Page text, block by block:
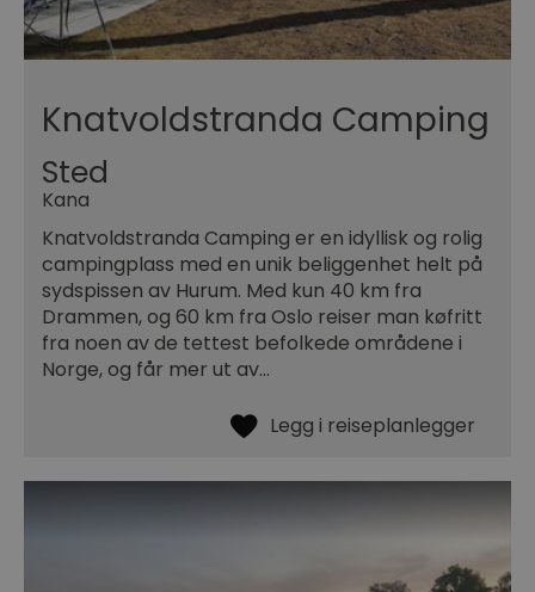
Knatvoldstranda Camping
Sted
Kana
Knatvoldstranda Camping er en idyllisk og rolig
campingplass med en unik beliggenhet helt på
sydspissen av Hurum. Med kun 40 km fra
Drammen, og 60 km fra Oslo reiser man køfritt
fra noen av de tettest befolkede områdene i
Norge, og får mer ut av…